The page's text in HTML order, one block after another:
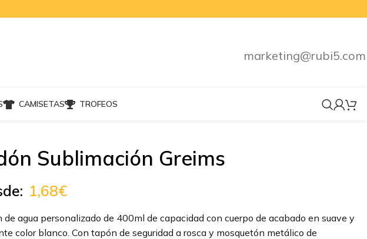
marketing@rubi5.com
CAMISETAS TROFEOS
Sublimación Greims
1,68€
de agua personalizado de 400ml de capacidad con cuerpo de acabado en suave y
color blanco. Con tapón de seguridad a rosca y mosquetón metálico de